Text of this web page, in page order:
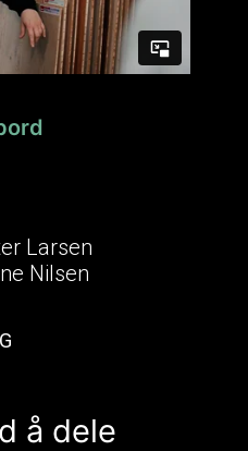
Larsen
Nilsen
å dele